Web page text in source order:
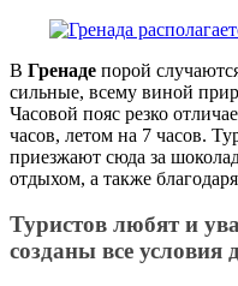
В Гренаде порой
сильные, всему виной
Часовой пояс резко
часов, летом на 7 часов.
приезжают сюда за
отдыхом, а также благодаря
Туристов любят и
созданы все